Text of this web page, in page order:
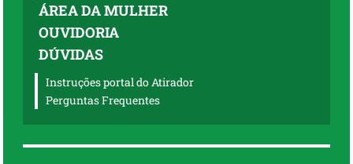
ÁREA DA MULHER
OUVIDORIA
DÚVIDAS
Instruções portal do Atirador
Perguntas Frequentes